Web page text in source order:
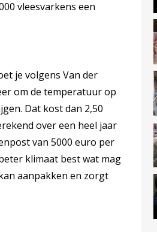
vleesvarkens een
je volgens Van der
om de temperatuur op
Dat kost dan 2,50
over een heel jaar
van 5000 euro per
klimaat best wat mag
aanpakken en zorgt